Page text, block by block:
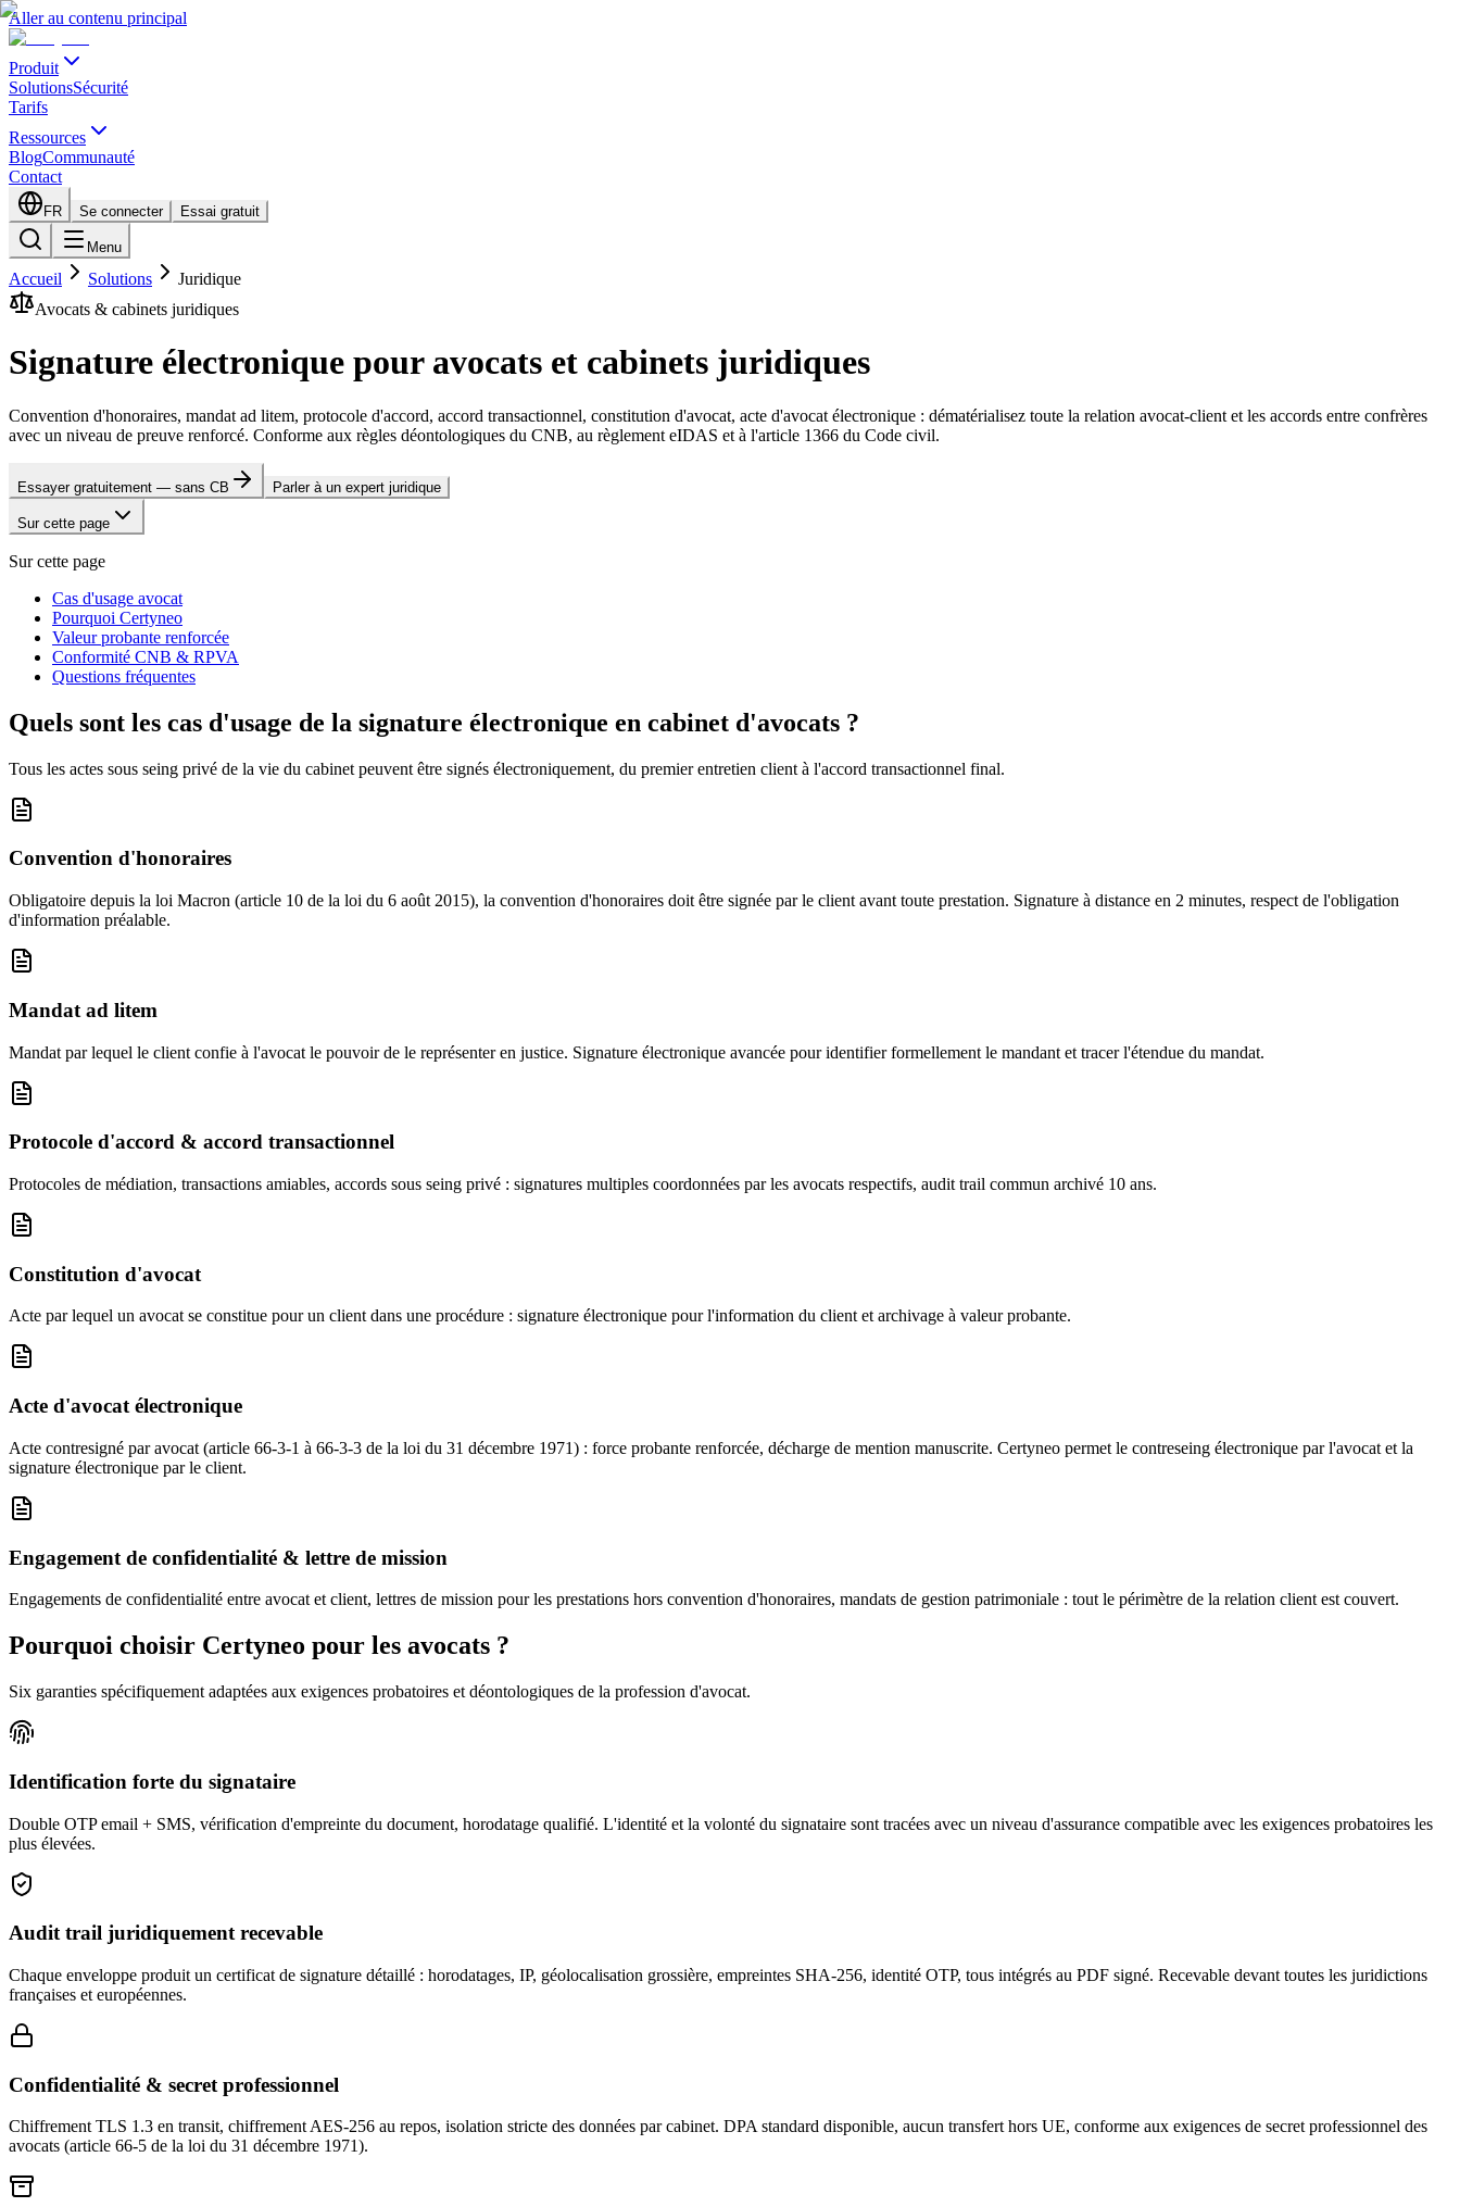
Aller au contenu principal
Produit
SolutionsSécurité
Tarifs
Ressources
BlogCommunauté
Contact
FR Se connecter Essai gratuit
Menu
Accueil Solutions
Juridique
Avocats & cabinets juridiques
Signature électronique pour avocats et cabinets juridiques
Convention d'honoraires, mandat ad litem, protocole d'accord, accord transactionnel, constitution d'avocat, acte d'avocat électronique : dématérialisez toute la relation avocat-client et les accords entre confrères
avec un niveau de preuve renforcé. Conforme aux règles déontologiques du CNB, au règlement eIDAS et à l'article 1366 du Code civil.
Essayer gratuitement — sans CB Parler à un expert juridique
Sur cette page
Sur cette page
Cas d'usage avocat
Pourquoi Certyneo
Valeur probante renforcée
Conformité CNB & RPVA
Questions fréquentes
Quels sont les cas d'usage de la signature électronique en cabinet d'avocats ?
Tous les actes sous seing privé de la vie du cabinet peuvent être signés électroniquement, du premier entretien client à l'accord transactionnel final.
Convention d'honoraires
Obligatoire depuis la loi Macron (article 10 de la loi du 6 août 2015), la convention d'honoraires doit être signée par le client avant toute prestation. Signature à distance en 2 minutes, respect de l'obligation
d'information préalable.
Mandat ad litem
Mandat par lequel le client confie à l'avocat le pouvoir de le représenter en justice. Signature électronique avancée pour identifier formellement le mandant et tracer l'étendue du mandat.
Protocole d'accord & accord transactionnel
Protocoles de médiation, transactions amiables, accords sous seing privé : signatures multiples coordonnées par les avocats respectifs, audit trail commun archivé 10 ans.
Constitution d'avocat
Acte par lequel un avocat se constitue pour un client dans une procédure : signature électronique pour l'information du client et archivage à valeur probante.
Acte d'avocat électronique
Acte contresigné par avocat (article 66-3-1 à 66-3-3 de la loi du 31 décembre 1971) : force probante renforcée, décharge de mention manuscrite. Certyneo permet le contreseing électronique par l'avocat et la
signature électronique par le client.
Engagement de confidentialité & lettre de mission
Engagements de confidentialité entre avocat et client, lettres de mission pour les prestations hors convention d'honoraires, mandats de gestion patrimoniale : tout le périmètre de la relation client est couvert.
Pourquoi choisir Certyneo pour les avocats ?
Six garanties spécifiquement adaptées aux exigences probatoires et déontologiques de la profession d'avocat.
Identification forte du signataire
Double OTP email + SMS, vérification d'empreinte du document, horodatage qualifié. L'identité et la volonté du signataire sont tracées avec un niveau d'assurance compatible avec les exigences probatoires les
plus élevées.
Audit trail juridiquement recevable
Chaque enveloppe produit un certificat de signature détaillé : horodatages, IP, géolocalisation grossière, empreintes SHA-256, identité OTP, tous intégrés au PDF signé. Recevable devant toutes les juridictions
françaises et européennes.
Confidentialité & secret professionnel
Chiffrement TLS 1.3 en transit, chiffrement AES-256 au repos, isolation stricte des données par cabinet. DPA standard disponible, aucun transfert hors UE, conforme aux exigences de secret professionnel des
avocats (article 66-5 de la loi du 31 décembre 1971).